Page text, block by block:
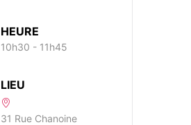
HEURE
10h30 - 11h45
LIEU
31 Rue Chanoine